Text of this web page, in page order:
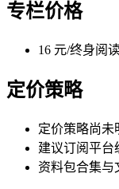
专栏价格
16 元/终身阅
定价策略
定价策略尚未
建议订阅平台
资料包合集与